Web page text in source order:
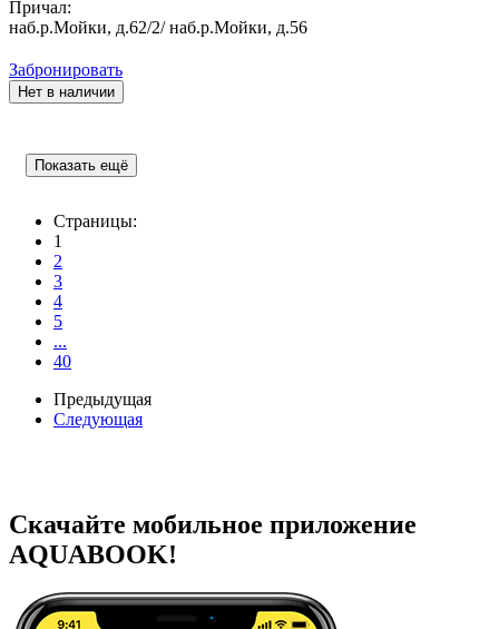
Причал:
наб.р.Мойки, д.62/2/ наб.р.Мойки, д.56
Забронировать
Нет в наличии
Показать ещё
Страницы:
1
2
3
4
5
...
40
Предыдущая
Следующая
Скачайте мобильное приложение
AQUABOOK!